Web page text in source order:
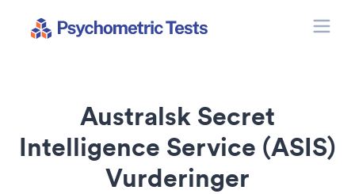
Australsk Secret
Intelligence Service (ASIS)
Vurderinger